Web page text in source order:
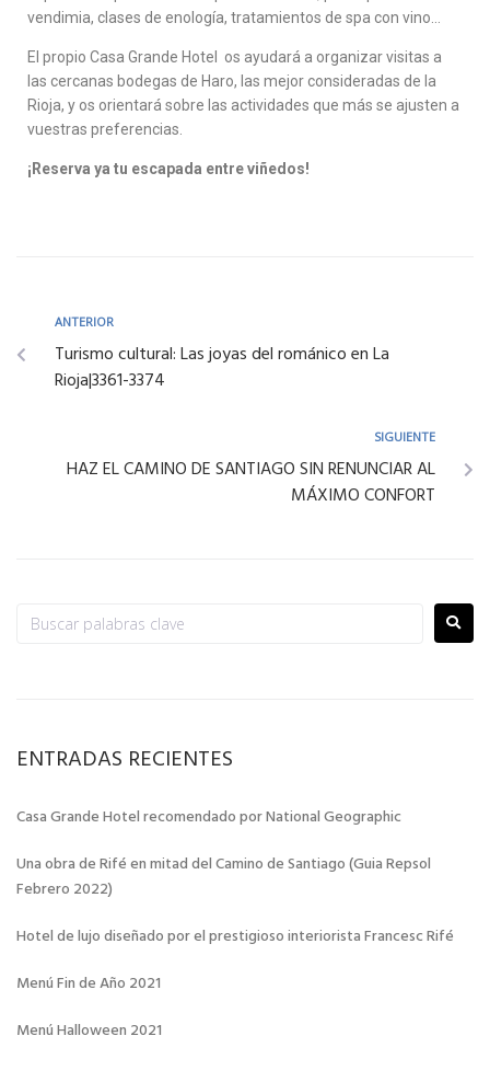
vendimia, clases de enología, tratamientos de spa con vino…
El propio Casa Grande Hotel os ayudará a organizar visitas a
las cercanas bodegas de Haro, las mejor consideradas de la
Rioja, y os orientará sobre las actividades que más se ajusten a
vuestras preferencias.
¡Reserva ya tu escapada entre viñedos!
ANTERIOR
Turismo cultural: Las joyas del románico en La
Rioja|3361-3374
SIGUIENTE
HAZ EL CAMINO DE SANTIAGO SIN RENUNCIAR AL
MÁXIMO CONFORT
ENTRADAS RECIENTES
Casa Grande Hotel recomendado por National Geographic
Una obra de Rifé en mitad del Camino de Santiago (Guia Repsol
Febrero 2022)
Hotel de lujo diseñado por el prestigioso interiorista Francesc Rifé
Menú Fin de Año 2021
Menú Halloween 2021